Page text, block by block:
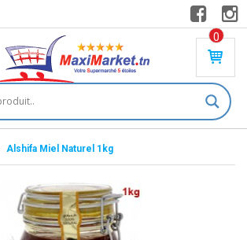
0
PR
DU
IT(
S)
Alshifa Miel Naturel 1kg